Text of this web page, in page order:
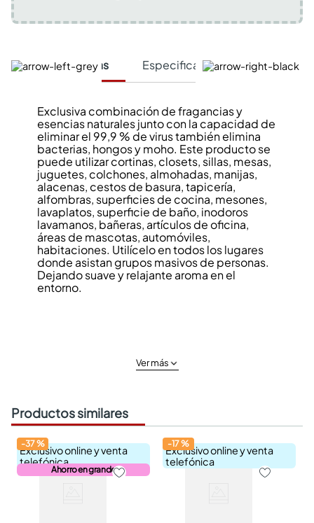
Características Especificaciones Técnicas
Exclusiva combinación de fragancias y
esencias naturales junto con la capacidad de
eliminar el 99,9 % de virus también elimina
bacterias, hongos y moho. Este producto se
puede utilizar cortinas, closets, sillas, mesas,
juguetes, colchones, almohadas, manijas,
alacenas, cestos de basura, tapicería,
alfombras, superficies de cocina, mesones,
lavaplatos, superficie de baño, inodoros
lavamanos, bañeras, artículos de oficina,
áreas de mascotas, automóviles,
habitaciones. Utilícelo en todos los lugares
donde asistan grupos masivos de personas.
Dejando suave y relajante aroma en el
entorno.
Ver más
Productos similares
Exclusivo online y venta
telefónica
Ahorro en grande
-37%
Exclusivo online y venta
telefónica
-17%